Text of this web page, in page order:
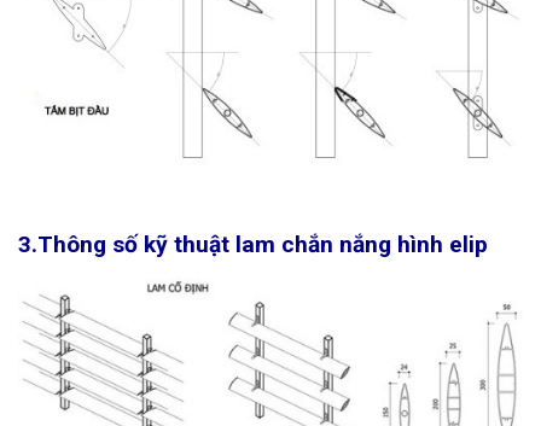
3.Thông số kỹ thuật lam chắn nắng hình elip